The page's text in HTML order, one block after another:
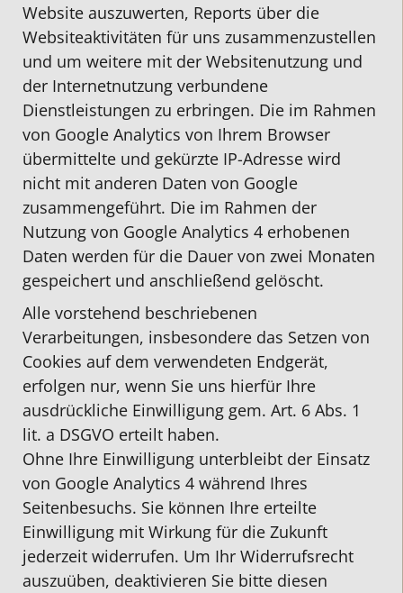
Website auszuwerten, Reports über die
Websiteaktivitäten für uns zusammenzustellen
und um weitere mit der Websitenutzung und
der Internetnutzung verbundene
Dienstleistungen zu erbringen. Die im Rahmen
von Google Analytics von Ihrem Browser
übermittelte und gekürzte IP-Adresse wird
nicht mit anderen Daten von Google
zusammengeführt. Die im Rahmen der
Nutzung von Google Analytics 4 erhobenen
Daten werden für die Dauer von zwei Monaten
gespeichert und anschließend gelöscht.
Alle vorstehend beschriebenen
Verarbeitungen, insbesondere das Setzen von
Cookies auf dem verwendeten Endgerät,
erfolgen nur, wenn Sie uns hierfür Ihre
ausdrückliche Einwilligung gem. Art. 6 Abs. 1
lit. a DSGVO erteilt haben.
Ohne Ihre Einwilligung unterbleibt der Einsatz
von Google Analytics 4 während Ihres
Seitenbesuchs. Sie können Ihre erteilte
Einwilligung mit Wirkung für die Zukunft
jederzeit widerrufen. Um Ihr Widerrufsrecht
auszuüben, deaktivieren Sie bitte diesen